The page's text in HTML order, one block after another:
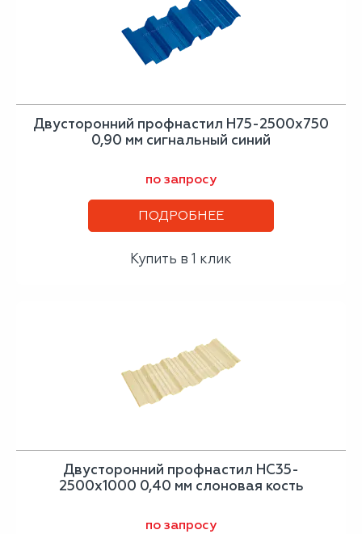
Двусторонний профнастил Н75-2500х750
0,90 мм сигнальный синий
по запросу
ПОДРОБНЕЕ
Купить в 1 клик
Двусторонний профнастил НС35-
2500х1000 0,40 мм слоновая кость
по запросу